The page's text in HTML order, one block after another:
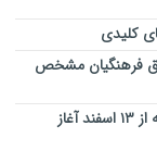
کلیدی
فرهنگیان مشخص
کاهش حباب سکه از هفته آینده| حراج عمومی سکه از ۱۳ اسفند آغاز